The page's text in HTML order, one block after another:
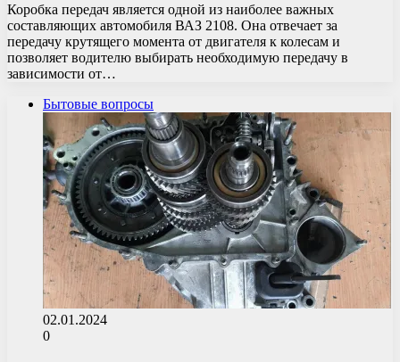
Коробка передач является одной из наиболее важных
составляющих автомобиля ВАЗ 2108. Она отвечает за
передачу крутящего момента от двигателя к колесам и
позволяет водителю выбирать необходимую передачу в
зависимости от…
Бытовые вопросы
02.01.2024
0